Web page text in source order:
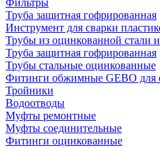
Труба защитная гофрированная
Инструмент для сварки
Трубы из оцинкованной стали
Труба защитная гофрированная
Трубы стальные оцинкованные
Фитинги обжимные GEBO для
Тройники
Водоотводы
Муфты ремонтные
Муфты соединительные
Фитинги оцинкованные